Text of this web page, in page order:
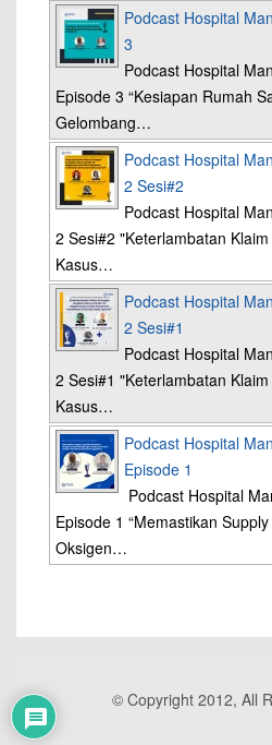
Podcast Hospital
3
Podcast Hospital
Episode 3 “Kesiapan Rumah
Gelombang…
Podcast Hospital
2 Sesi#2
Podcast Hospital
2 Sesi#2 "Keterlambatan
Kasus…
Podcast Hospital
2 Sesi#1
Podcast Hospital
2 Sesi#1 "Keterlambatan
Kasus…
Podcast Hospital
Episode 1
Podcast Hospital
Episode 1 “Memastikan
Oksigen…
© Copyright 2012, All